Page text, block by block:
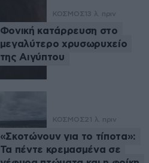
ΚΟΣΜΟΣ 13 λ. πριν
Φονική κατάρρευση στο
μεγαλύτερο χρυσωρυχείο
της Αιγύπτου
ΚΟΣΜΟΣ21 λ. πριν
«Σκοτώνουν για το τίποτα»:
Τα πέντε κρεμασμένα σε